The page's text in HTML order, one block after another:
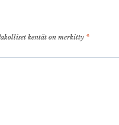
kentät on merkitty *